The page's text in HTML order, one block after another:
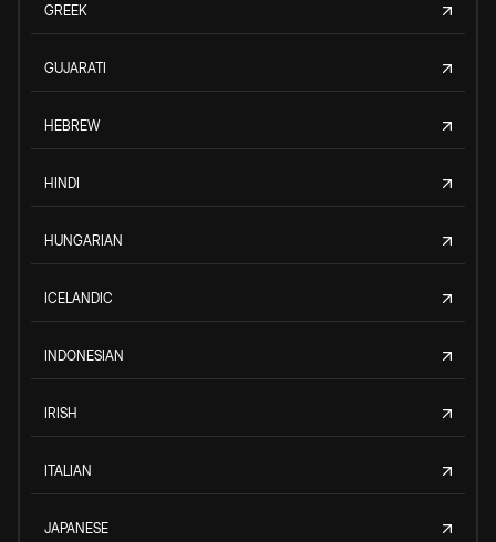
GREEK
GUJARATI
HEBREW
HINDI
HUNGARIAN
ICELANDIC
INDONESIAN
IRISH
ITALIAN
JAPANESE